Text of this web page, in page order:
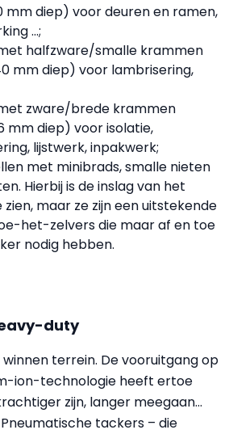
mm diep) voor deuren en ramen,
…;
halfzware/smalle krammen
mm diep) voor lambrisering,
zware/brede krammen
mm diep) voor isolatie,
lijstwerk, inpakwerk;
met minibrads, smalle nieten
Hierbij is de inslag van het
maar ze zijn een uitstekende
het-zelvers die maar af en toe
nodig hebben.
duty
terrein. De vooruitgang op
ion-technologie heeft ertoe
zijn, langer meegaan...
tackers – die